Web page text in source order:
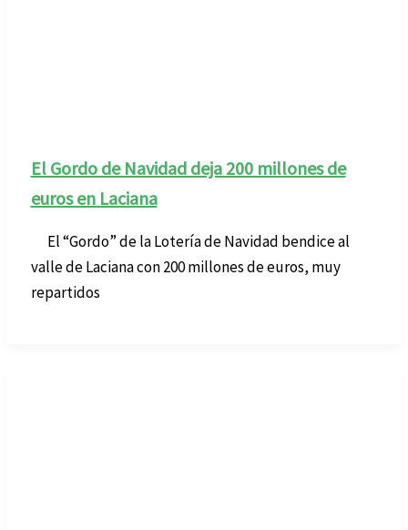
El Gordo de Navidad deja 200 millones de
euros en Laciana
El “Gordo” de la Lotería de Navidad bendice al
valle de Laciana con 200 millones de euros, muy
repartidos